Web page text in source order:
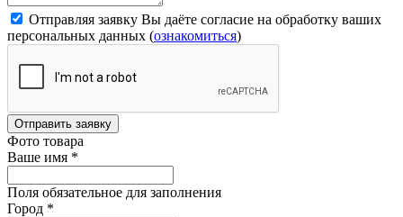
Отправляя заявку Вы даёте согласие на обработку ваших
персональных данных (ознакомиться)
Отправить заявку
Фото товара
Ваше имя *
Поля обязательное для заполнения
Город *